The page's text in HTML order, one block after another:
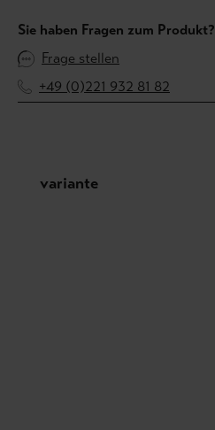
Sie haben Fragen zum Produkt?
Frage stellen
+49 (0)221 932 81 82
Produktgalerie überspringen
variante